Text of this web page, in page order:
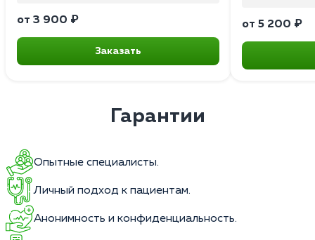
от 3 900 ₽
Заказать
от 5 200 ₽
Гарантии
Опытные специалисты.
Личный подход к пациентам.
Анонимность и конфиденциальность.